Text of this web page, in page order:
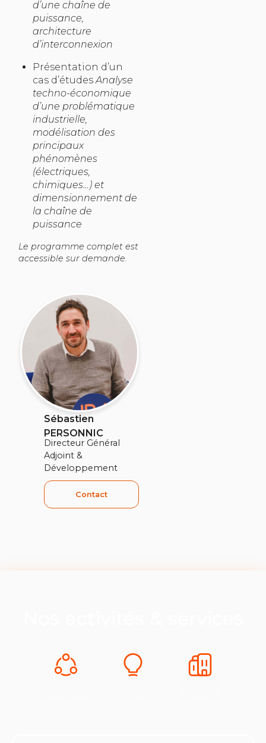
d’une chaîne de
puissance,
architecture
d’interconnexion
Présentation d’un
cas d’étudesAnalyse
techno-économique
d’une problématique
industrielle,
modélisation des
principaux
phénomènes
(électriques,
chimiques…) et
dimensionnement de
la chaîne de
puissance
Le programme complet est
accessible sur demande.
Sébastien
PERSONNIC
Directeur Général
Adjoint &
Développement
Contact